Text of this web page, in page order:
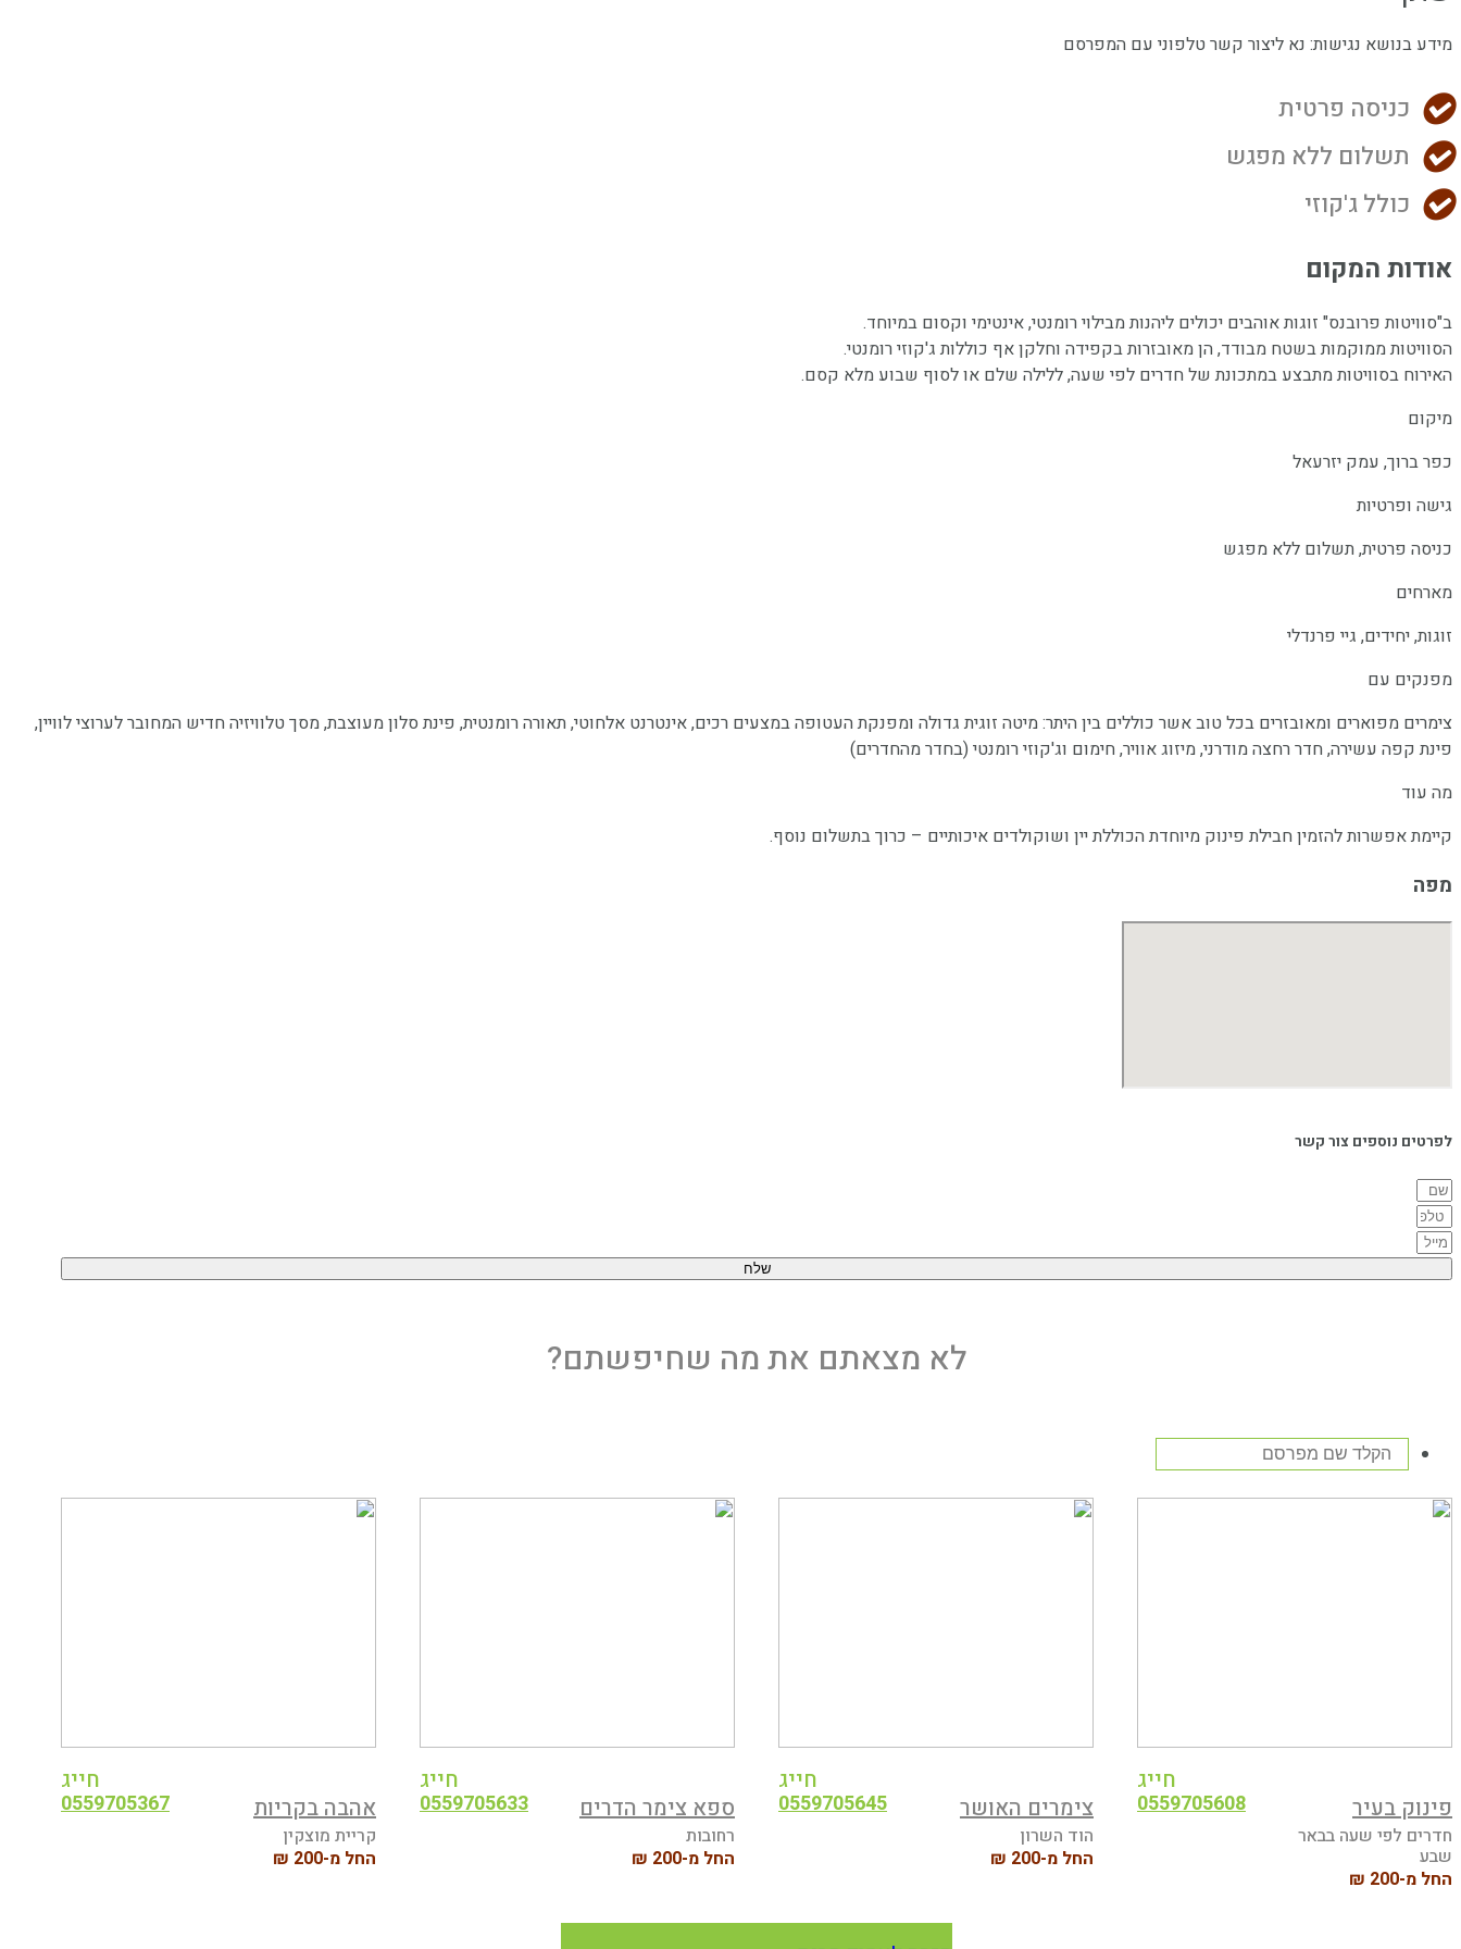
מידע בנושא נגישות: נא ליצור קשר טלפוני עם המפרסם
כניסה פרטית
תשלום ללא מפגש
כולל ג'קוזי
אודות המקום
ב"סוויטות פרובנס" זוגות אוהבים יכולים ליהנות מבילוי רומנטי, אינטימי וקסום במיוחד.
הסוויטות ממוקמות בשטח מבודד, הן מאובזרות בקפידה וחלקן אף כוללות ג'קוזי רומנטי.
האירוח בסוויטות מתבצע במתכונת של חדרים לפי שעה, ללילה שלם או לסוף שבוע מלא קסם.
מיקום
כפר ברוך, עמק יזרעאל
גישה ופרטיות
כניסה פרטית, תשלום ללא מפגש
מארחים
זוגות, יחידים, גיי פרנדלי
מפנקים עם
צימרים מפוארים ומאובזרים בכל טוב אשר כוללים בין היתר: מיטה זוגית גדולה ומפנקת העטופה במצעים רכים, אינטרנט אלחוטי, תאורה רומנטית, פינת סלון מעוצבת, מסך טלוויזיה חדיש המחובר לערוצי לוויין,
פינת קפה עשירה, חדר רחצה מודרני, מיזוג אוויר, חימום וג'קוזי רומנטי (בחדר מהחדרים)
מה עוד
קיימת אפשרות להזמין חבילת פינוק מיוחדת הכוללת יין ושוקולדים איכותיים – כרוך בתשלום נוסף.
מפה
לפרטים נוספים צור קשר
שלח
לא מצאתם את מה שחיפשתם?
פינוק בעיר
חדרים לפי שעה בבאר
שבע
החל מ-200 ₪
חייג
0559705608 צימרים האושר
הוד השרון
החל מ-200 ₪
חייג
0559705645 ספא צימר הדרים
רחובות
החל מ-200 ₪
חייג
0559705633 אהבה בקריות
קריית מוצקין
החל מ-200 ₪
חייג
0559705367